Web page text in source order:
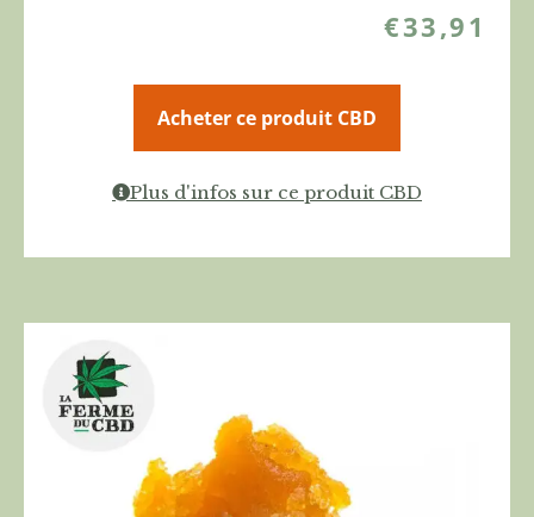
€33,91
Acheter ce produit CBD
Plus d'infos sur ce produit CBD